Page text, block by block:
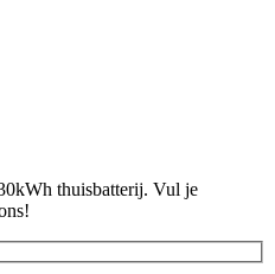
thuisbatterij. Vul je